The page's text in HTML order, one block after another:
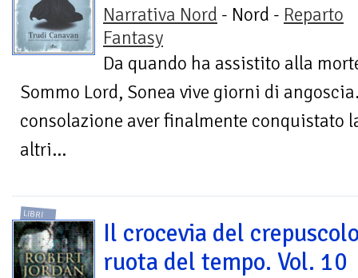
Narrativa Nord - Nord - Reparto
Fantasy
Da quando ha assistito alla
Sommo Lord, Sonea vive giorni di
consolazione aver finalmente conquistato
altri...
LIBRI
Il crocevia del
ruota del tempo. Vol. 10